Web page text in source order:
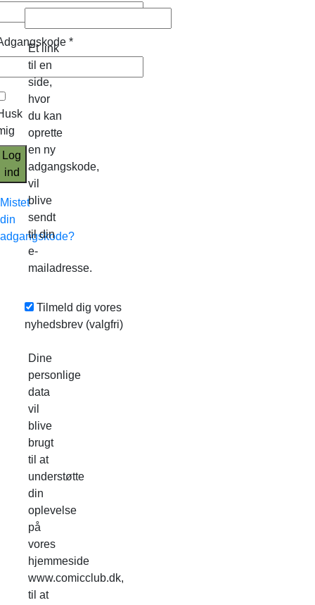
*
Log
ind
Mistet
din
adgangskode?
Et link
til en
side,
hvor
du kan
oprette
en ny
adgangskode,
vil
blive
sendt
til din
e-
mailadresse.
Tilmeld dig vores
nyhedsbrev (valgfri)
Dine
personlige
data
vil
blive
brugt
til at
understøtte
din
oplevelse
på
vores
hjemmeside
www.comicclub.dk,
til at